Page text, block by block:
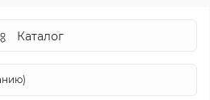
Каталог